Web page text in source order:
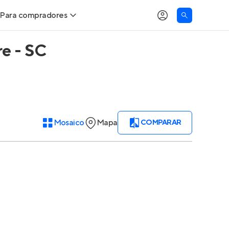
Entrar no Apto
Para compradores
Buscar um imóvel novo
Correção do INCC
- SC
Mosaico Mapa COMPARAR